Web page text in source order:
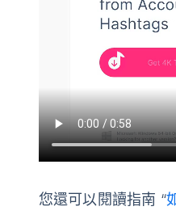
您還可以閱讀指南 “